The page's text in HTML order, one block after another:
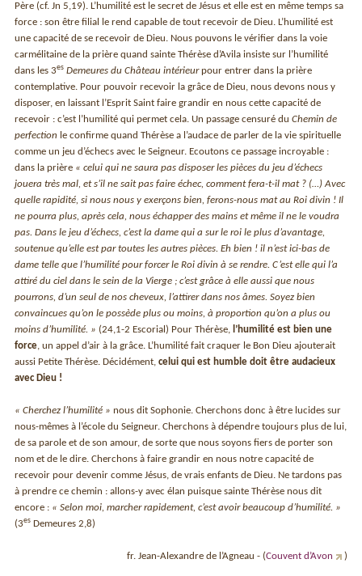
Père (cf. Jn 5,19). L’humilité est le secret de Jésus et elle est en même temps sa
force : son être filial le rend capable de tout recevoir de Dieu. L’humilité est
une capacité de se recevoir de Dieu. Nous pouvons le vérifier dans la voie
carmélitaine de la prière quand sainte Thérèse d’Avila insiste sur l’humilité
dans les 3es Demeures du Château intérieurpour entrer dans la prière
contemplative. Pour pouvoir recevoir la grâce de Dieu, nous devons nous y
disposer, en laissant l’Esprit Saint faire grandir en nous cette capacité de
recevoir : c’est l’humilité qui permet cela. Un passage censuré duChemin de
perfection le confirme quand Thérèse a l’audace de parler de la vie spirituelle
comme un jeu d’échecs avec le Seigneur. Ecoutons ce passage incroyable :
dans la prière « celui qui ne saura pas disposer les pièces du jeu d’échecs
jouera très mal, et s’il ne sait pas faire échec, comment fera-t-il mat ? (…) Avec
quelle rapidité, si nous nous y exerçons bien, ferons-nous mat au Roi divin ! Il
ne pourra plus, après cela, nous échapper des mains et même il ne le voudra
pas. Dans le jeu d’échecs, c’est la dame qui a sur le roi le plus d’avantage,
soutenue qu’elle est par toutes les autres pièces. Eh bien ! il n’est ici-bas de
dame telle que l’humilité pour forcer le Roi divin à se rendre. C’est elle qui l’a
attiré du ciel dans le sein de la Vierge ; c’est grâce à elle aussi que nous
pourrons, d’un seul de nos cheveux, l’attirer dans nos âmes. Soyez bien
convaincues qu’on le possède plus ou moins, à proportion qu’on a plus ou
moins d’humilité. » (24,1-2 Escorial) Pour Thérèse, l’humilité est bien une
force, un appel d’air à la grâce. L’humilité fait craquer le Bon Dieu ajouterait
aussi Petite Thérèse. Décidément,celui qui est humble doit être audacieux
avec Dieu !
« Cherchez l’humilité »nous dit Sophonie. Cherchons donc à être lucides sur
nous-mêmes à l’école du Seigneur. Cherchons à dépendre toujours plus de lui,
de sa parole et de son amour, de sorte que nous soyons fiers de porter son
nom et de le dire. Cherchons à faire grandir en nous notre capacité de
recevoir pour devenir comme Jésus, de vrais enfants de Dieu. Ne tardons pas
à prendre ce chemin : allons-y avec élan puisque sainte Thérèse nous dit
encore : « Selon moi, marcher rapidement, c’est avoir beaucoup d’humilité. »
(3es Demeures 2,8)
fr. Jean-Alexandre de l’Agneau - (Couvent d’Avon )